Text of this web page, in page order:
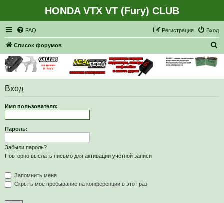
HONDA VTX VT (Fury) CLUB
FAQ Вход
Регистрация
Список форумов
с
Вход
Имя пользователя:
Пароль:
Забыли пароль?
Повторно выслать письмо для активации учётной записи
Запомнить меня
Скрыть моё пребывание на конференции в этот раз